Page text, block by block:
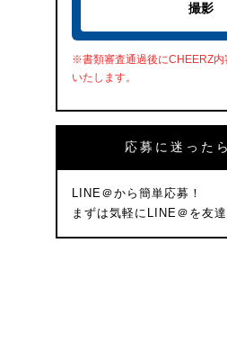
撮影
※書類審査通過後にCHEERZ内
いたします。
応募に迷った
LINE＠から簡単応募！
まずは気軽にLINE＠を友達